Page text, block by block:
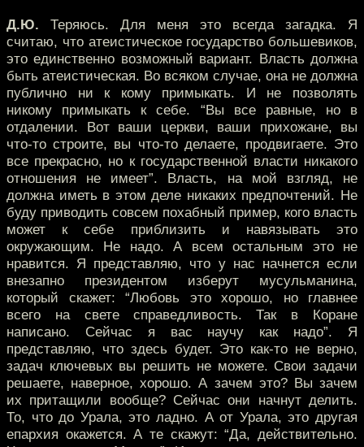
Д.Ю. Теряюсь. Для меня это всегда загадка. Я
считаю, что атеистическое государство большевиков,
это единственно возможный вариант. Власть должна
быть атеистическая. Во всяком случае, она не должна
публично ни к кому примыкать. И не позволять
никому примыкать к себе. “Вы все равные, но в
отдалении. Вот ваши церкви, ваши прихожане, вы
что-то строите, вы что-то делаете, продвигаете. Это
все прекрасно, но к государственной власти никакого
отношения не имеет”. Власть, на мой взгляд, не
должна иметь в этом деле никаких предпочтений. Не
буду приводить совсем похабный пример, кого власть
может к себе приблизить и навязывать это
окружающим. Не надо. А всем остальным это не
нравится. Я представляю, что у нас начнется если
внезапно президентом изберут мусульманина,
который скажет: “Любовь это хорошо, но главнее
всего на свете справедливость. Так в Коране
написано. Сейчас я вас научу как надо”. Я
представляю, что здесь будет. Это как-то не верно,
задач ключевых вы решить не можете. Свои задачи
решаете, наверное, хорошо. А зачем это? Вы зачем
их притащили вообще? Сейчас они начнут делить.
То, что до Урала, это ладно. А от Урала, это другая
епархия окажется. А те скажут: “Да, действительно.